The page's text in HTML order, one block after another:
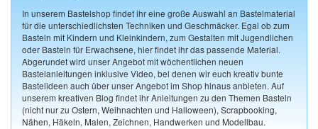
In unserem Bastelshop findet ihr eine große Auswahl an Bastelmaterial
für die unterschiedlichsten Techniken und Geschmäcker. Egal ob zum
Basteln mit Kindern und Kleinkindern, zum Gestalten mit Jugendlichen
oder Basteln für Erwachsene, hier findet ihr das passende Material.
Abgerundet wird unser Angebot mit wöchentlichen neuen
Bastelanleitungen inklusive Video, bei denen wir euch kreativ bunte
Bastelideen auch über unser Angebot im Shop hinaus anbieten. Auf
unserem kreativen Blog findet ihr Anleitungen zu den Themen Basteln
(nicht nur zu Ostern, Weihnachten und Halloween), Scrapbooking,
Nähen, Häkeln, Malen, Zeichnen, Handwerken und Modellbau.